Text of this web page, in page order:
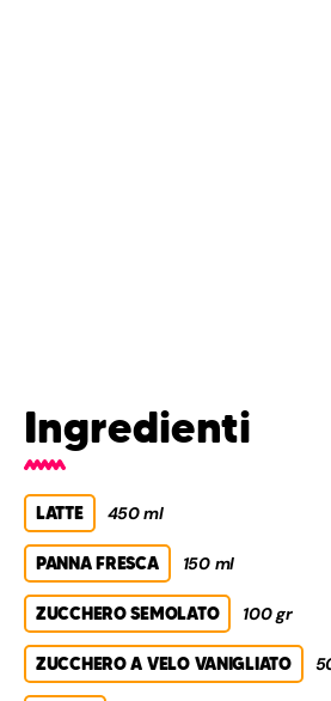
Ingredienti
LATTE 450 ml
PANNA FRESCA 150 ml
ZUCCHERO SEMOLATO 100 gr
ZUCCHERO A VELO VANIGLIATO